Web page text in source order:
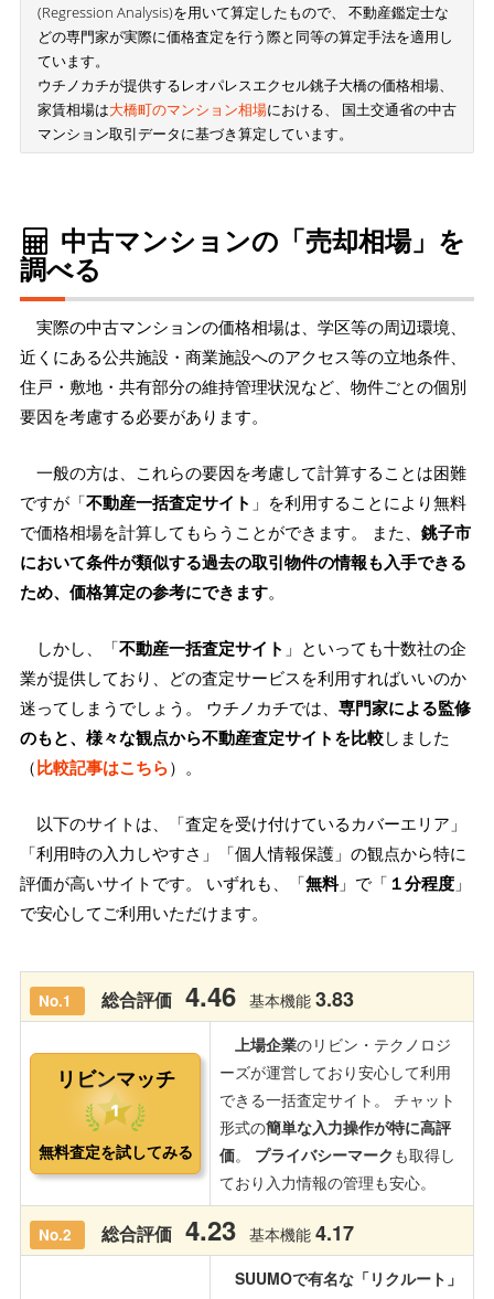
(Regression Analysis)を用いて算定したもので、 不動産鑑定士な
どの専門家が実際に価格査定を行う際と同等の算定手法を適用し
ています。
ウチノカチが提供するレオパレスエクセル銚子大橋の価格相場、
家賃相場は大橋町のマンション相場における、 国土交通省の中古
マンション取引データに基づき算定しています。
中古マンションの「売却相場」を
調べる
実際の中古マンションの価格相場は、学区等の周辺環境、
近くにある公共施設・商業施設へのアクセス等の立地条件、
住戸・敷地・共有部分の維持管理状況など、物件ごとの個別
要因を考慮する必要があります。
一般の方は、これらの要因を考慮して計算することは困難
ですが「不動産一括査定サイト 」を利用することにより無料
で価格相場を計算してもらうことができます。 また、 銚子市
において条件が類似する過去の取引物件の情報も入手できる
ため、価格算定の参考にできます。
しかし、「不動産一括査定サイト 」といっても十数社の企
業が提供しており、どの査定サービスを利用すればいいのか
迷ってしまうでしょう。 ウチノカチでは、 専門家による監修
のもと、様々な観点から不動産査定サイトを比較しました
（比較記事はこちら）。
以下のサイトは、「査定を受け付けているカバーエリア」
「利用時の入力しやすさ」「個人情報保護」の観点から特に
評価が高いサイトです。 いずれも、「無料」で「 １分程度 」
で安心してご利用いただけます。